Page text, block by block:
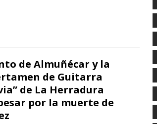
de Almuñécar y la
de Guitarra
de La Herradura
por la muerte de